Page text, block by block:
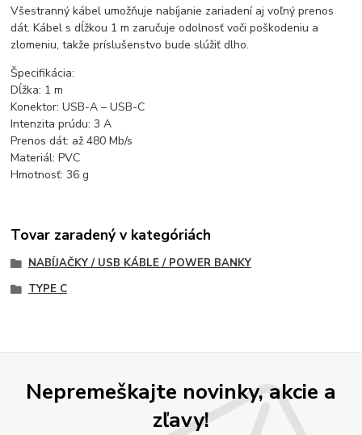
Všestranný kábel umožňuje nabíjanie zariadení aj voľný prenos
dát. Kábel s dĺžkou 1 m zaručuje odolnosť voči poškodeniu a
zlomeniu, takže príslušenstvo bude slúžiť dlho.
Špecifikácia:
Dĺžka: 1 m
Konektor: USB-A – USB-C
Intenzita prúdu: 3 A
Prenos dát: až 480 Mb/s
Materiál: PVC
Hmotnosť: 36 g
Tovar zaradený v kategóriách
NABÍJAČKY / USB KÁBLE / POWER BANKY
TYPE C
Nepremeškajte novinky, akcie a
zľavy!